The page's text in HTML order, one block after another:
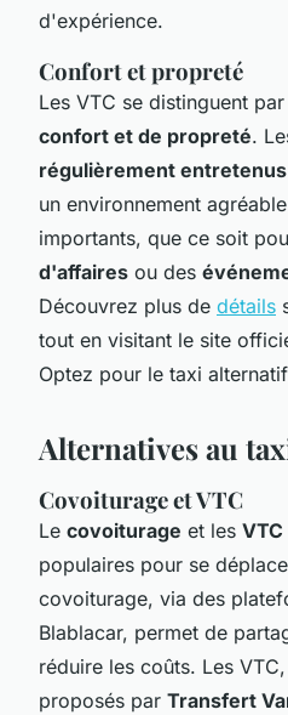
d'expérience.
Confort et propreté
Les VTC se distinguent
confort et de propreté.
régulièrement entretenus
un environnement
importants, que ce soit
d'affaires ou des
Découvrez plus de détails
tout en visitant le site
Optez pour le taxi
Alternatives au
Covoiturage et VTC
Le covoiturage et les VTC
populaires pour se
covoiturage, via des
Blablacar, permet de
réduire les coûts. Les
proposés par Transfert